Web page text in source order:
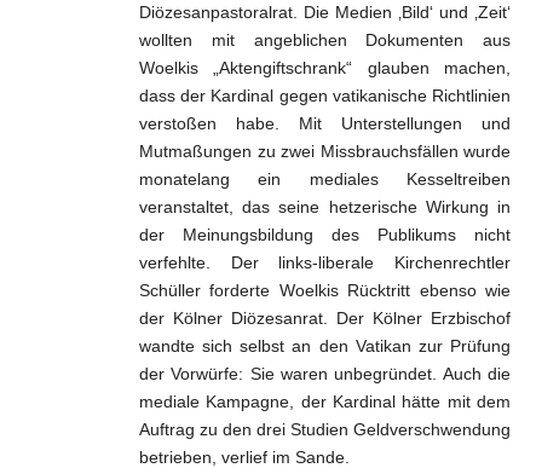
Diözesanpastoralrat. Die Medien ‚Bild‘ und ‚Zeit‘
wollten mit angeblichen Dokumenten aus
Woelkis „Aktengiftschrank“ glauben machen,
dass der Kardinal gegen vatikanische Richtlinien
verstoßen habe. Mit Unterstellungen und
Mutmaßungen zu zwei Missbrauchsfällen wurde
monatelang ein mediales Kesseltreiben
veranstaltet, das seine hetzerische Wirkung in
der Meinungsbildung des Publikums nicht
verfehlte. Der links-liberale Kirchenrechtler
Schüller forderte Woelkis Rücktritt ebenso wie
der Kölner Diözesanrat. Der Kölner Erzbischof
wandte sich selbst an den Vatikan zur Prüfung
der Vorwürfe: Sie waren unbegründet. Auch die
mediale Kampagne, der Kardinal hätte mit dem
Auftrag zu den drei Studien Geldverschwendung
betrieben, verlief im Sande.